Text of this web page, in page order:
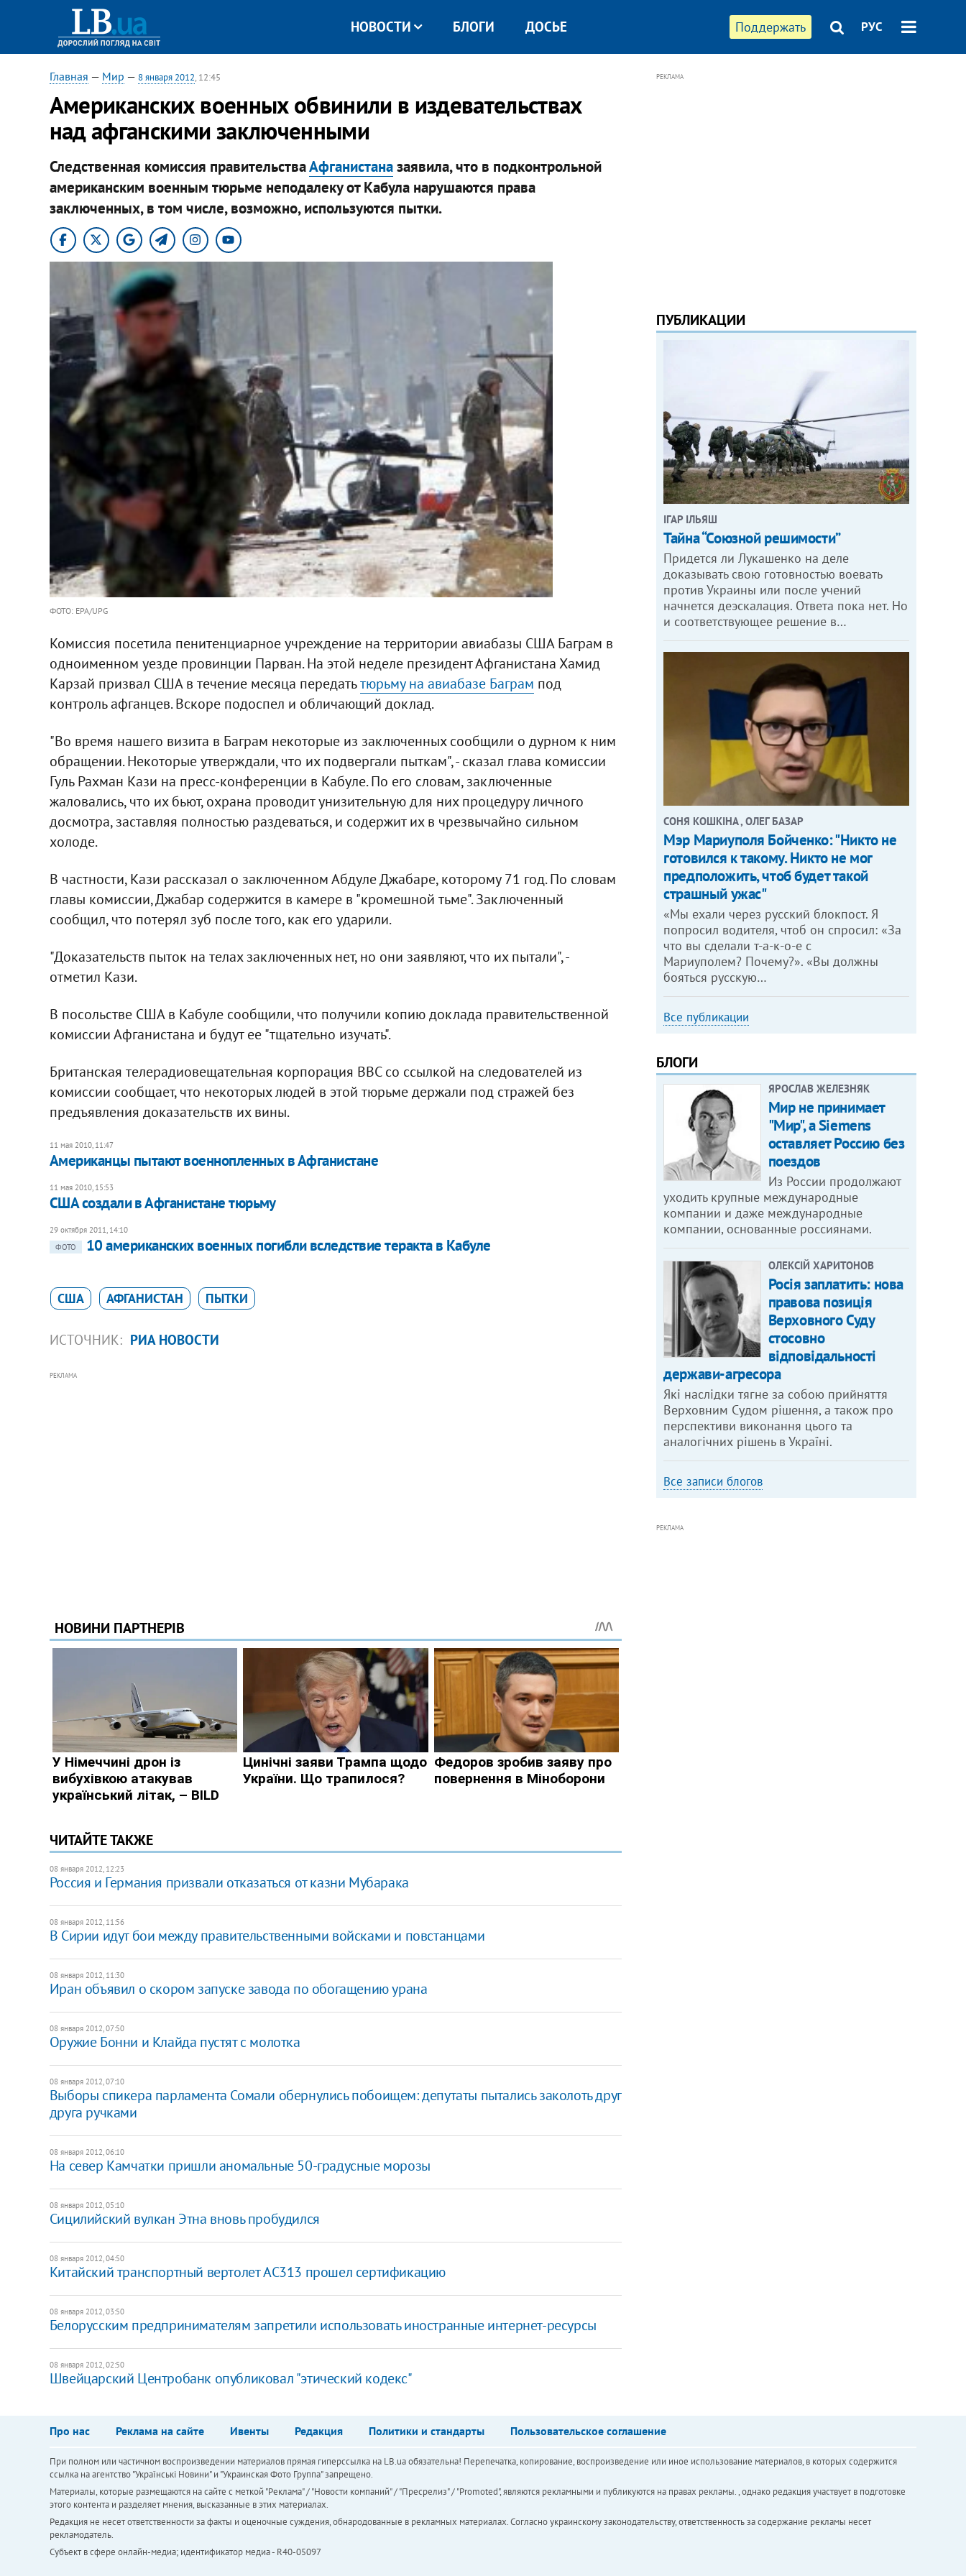
Поддержать РУС
НОВОСТИ БЛОГИ ДОСЬЕ
Главная — Мир — 8 января 2012, 12:45
Американских военных обвинили в издевательствах
над афганскими заключенными
Следственная комиссия правительстваАфганистаназаявила, что в подконтрольной
американским военным тюрьме неподалеку от Кабула нарушаются права
заключенных, в том числе, возможно, используются пытки.
ФОТО: EPA/UPG
Комиссия посетила пенитенциарное учреждение на территории авиабазы США Баграм в
одноименном уезде провинции Парван. На этой неделе президент Афганистана Хамид
Карзай призвал США в течение месяца передатьтюрьму на авиабазе Баграм под
контроль афганцев. Вскоре подоспел и обличающий доклад.
"Во время нашего визита в Баграм некоторые из заключенных сообщили о дурном к ним
обращении. Некоторые утверждали, что их подвергали пыткам", - сказал глава комиссии
Гуль Рахман Кази на пресс-конференции в Кабуле. По его словам, заключенные
жаловались, что их бьют, охрана проводит унизительную для них процедуру личного
досмотра, заставляя полностью раздеваться, и содержит их в чрезвычайно сильном
холоде.
В частности, Кази рассказал о заключенном Абдуле Джабаре, которому 71 год. По словам
главы комиссии, Джабар содержится в камере в "кромешной тьме". Заключенный
сообщил, что потерял зуб после того, как его ударили.
"Доказательств пыток на телах заключенных нет, но они заявляют, что их пытали", -
отметил Кази.
В посольстве США в Кабуле сообщили, что получили копию доклада правительственной
комиссии Афганистана и будут ее "тщательно изучать".
Британская телерадиовещательная корпорация ВВС со ссылкой на следователей из
комиссии сообщает, что некоторых людей в этой тюрьме держали под стражей без
предъявления доказательств их вины.
11 мая 2010, 11:47
Американцы пытают военнопленных в Афганистане
11 мая 2010, 15:53
США создали в Афганистане тюрьму
29 октября 2011, 14:10
ФОТО
10 американских военных погибли вследствие теракта в Кабуле
США АФГАНИСТАН ПЫТКИ
ИСТОЧНИК: РИА НОВОСТИ
РЕКЛАМА
ЧИТАЙТЕ ТАКЖЕ
08 января 2012, 12:23
Россия и Германия призвали отказаться от казни Мубарака
08 января 2012, 11:56
В Сирии идут бои между правительственными войсками и повстанцами
08 января 2012, 11:30
Иран объявил о скором запуске завода по обогащению урана
08 января 2012, 07:50
Оружие Бонни и Клайда пустят с молотка
08 января 2012, 07:10
Выборы спикера парламента Сомали обернулись побоищем: депутаты пытались заколоть друг
друга ручками
08 января 2012, 06:10
На север Камчатки пришли аномальные 50-градусные морозы
08 января 2012, 05:10
Сицилийский вулкан Этна вновь пробудился
08 января 2012, 04:50
Китайский транспортный вертолет AC313 прошел сертификацию
08 января 2012, 03:50
Белорусским предпринимателям запретили использовать иностранные интернет-ресурсы
08 января 2012, 02:50
Швейцарский Центробанк опубликовал "этический кодекс"
РЕКЛАМА
ПУБЛИКАЦИИ
ІГАР ІЛЬЯШ
Тайна “Союзной решимости”
Придется ли Лукашенко на деле
доказывать свою готовностью воевать
против Украины или после учений
начнется деэскалация. Ответа пока нет. Но
и соответствующее решение в…
СОНЯ КОШКІНА , ОЛЕГ БАЗАР
Мэр Мариуполя Бойченко: "Никто не
готовился к такому. Никто не мог
предположить, чтоб будет такой
страшный ужас"
«Мы ехали через русский блокпост. Я
попросил водителя, чтоб он спросил: «За
что вы сделали т-а-к-о-е с
Мариуполем? Почему?». «Вы должны
бояться русскую…
Все публикации
БЛОГИ
ЯРОСЛАВ ЖЕЛЕЗНЯК
Мир не принимает
"Мир", а Siemens
оставляет Россию без
поездов
Из России продолжают
уходить крупные международные
компании и даже международные
компании, основанные россиянами.
ОЛЕКСІЙ ХАРИТОНОВ
Росія заплатить: нова
правова позиція
Верховного Суду
стосовно
відповідальності
держави-агресора
Які наслідки тягне за собою прийняття
Верховним Судом рішення, а також про
перспективи виконання цього та
аналогічних рішень в Україні.
Все записи блогов
РЕКЛАМА
Про нас Реклама на сайте Ивенты Редакция Политики и стандарты Пользовательское соглашение
При полном или частичном воспроизведении материалов прямая гиперссылка на LB.ua обязательна! Перепечатка, копирование, воспроизведение или иное использование материалов, в которых содержится
ссылка на агентство "Українськi Новини" и "Украинская Фото Группа" запрещено.
Материалы, которые размещаются на сайте с меткой "Реклама" / "Новости компаний" / "Пресрелиз" / "Promoted", являются рекламными и публикуются на правах рекламы. , однако редакция участвует в подготовке
этого контента и разделяет мнения, высказанные в этих материалах.
Редакция не несет ответственности за факты и оценочные суждения, обнародованные в рекламных материалах. Согласно украинскому законодательству, ответственность за содержание рекламы несет
рекламодатель.
Субъект в сфере онлайн-медиа; идентификатор медиа - R40-05097